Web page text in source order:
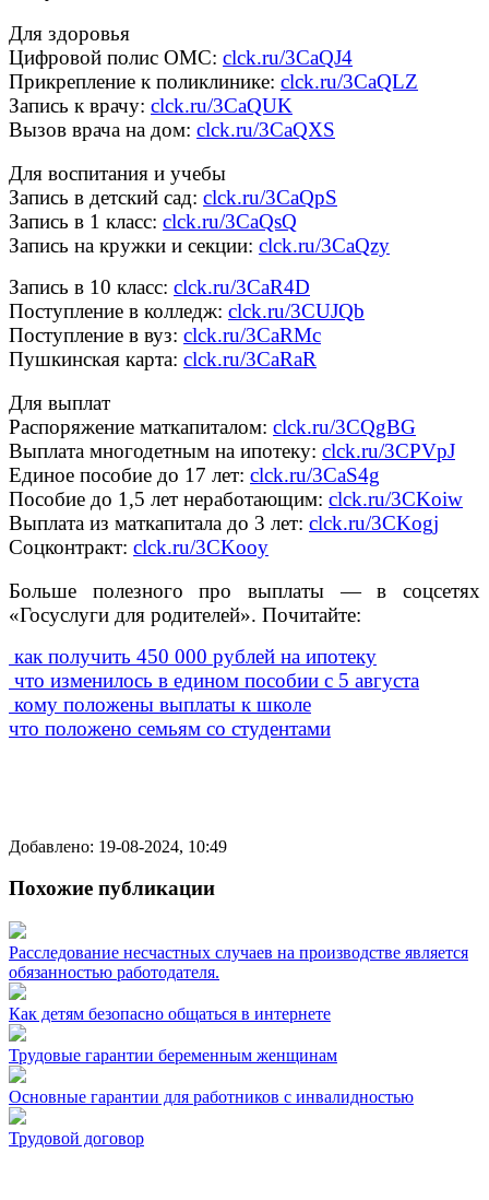
Для здоровья
Цифровой полис ОМС: clck.ru/3CaQJ4
Прикрепление к поликлинике: clck.ru/3CaQLZ
Запись к врачу: clck.ru/3CaQUK
Вызов врача на дом: clck.ru/3CaQXS
Для воспитания и учебы
Запись в детский сад: clck.ru/3CaQpS
Запись в 1 класс: clck.ru/3CaQsQ
Запись на кружки и секции: clck.ru/3CaQzy
Запись в 10 класс: clck.ru/3CaR4D
Поступление в колледж: clck.ru/3CUJQb
Поступление в вуз: clck.ru/3CaRMc
Пушкинская карта: clck.ru/3CaRaR
Для выплат
Распоряжение маткапиталом: clck.ru/3CQgBG
Выплата многодетным на ипотеку: clck.ru/3CPVpJ
Единое пособие до 17 лет: clck.ru/3CaS4g
Пособие до 1,5 лет неработающим: clck.ru/3CKoiw
Выплата из маткапитала до 3 лет: clck.ru/3CKogj
Соцконтракт: clck.ru/3CKooy
Больше полезного про выплаты — в соцсетях
«Госуслуги для родителей». Почитайте:
как получить 450 000 рублей на ипотеку
что изменилось в едином пособии с 5 августа
кому положены выплаты к школе
что положено семьям со студентами
Добавлено: 19-08-2024, 10:49
Похожие публикации
Расследование несчастных случаев на производстве является
обязанностью работодателя.
Как детям безопасно общаться в интернете
Трудовые гарантии беременным женщинам
Основные гарантии для работников с инвалидностью
Трудовой договор